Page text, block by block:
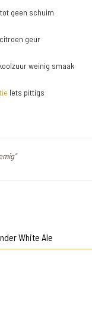
geen schuim
geur
weinig smaak
Iets pittigs
White Ale